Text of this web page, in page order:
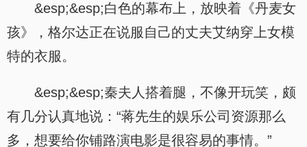
&esp;&esp;白色的幕布上，放映着《丹麦女
孩》，格尔达正在说服自己的丈夫艾纳穿上女模
特的衣服。
&esp;&esp;秦夫人搭着腿，不像开玩笑，颇
有几分认真地说：“蒋先生的娱乐公司资源那么
多，想要给你铺路演电影是很容易的事情。”